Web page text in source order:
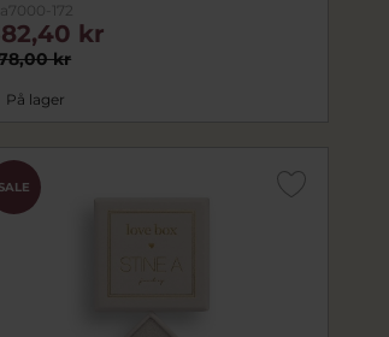
172
kr
kr
På lager
SALE